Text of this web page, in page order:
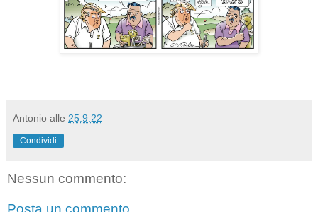
Antonio alle 25.9.22
Condividi
Nessun commento: